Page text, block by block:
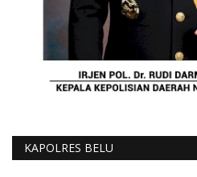
KAPOLRES BELU